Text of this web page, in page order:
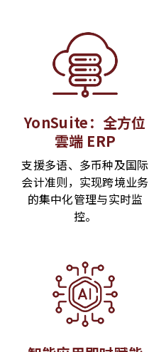
YonSuite：全方位
雲端 ERP
支援多语、多币种及国际
会计准则，实现跨境业务
的集中化管理与实时监
控。